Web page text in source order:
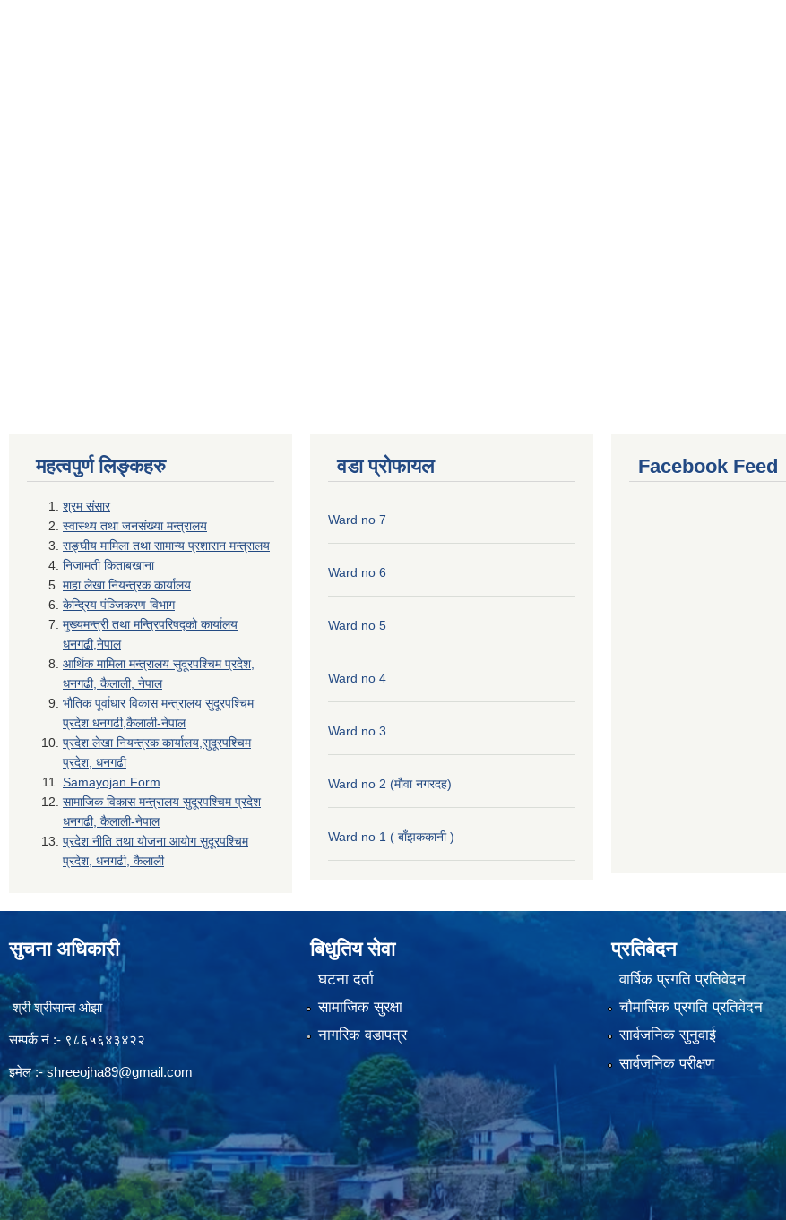
महत्वपुर्ण लिङ्कहरु
श्रम संसार
स्वास्थ्य तथा जनसंख्या मन्त्रालय
सङ्घीय मामिला तथा सामान्य प्रशासन मन्त्रालय
निजामती किताबखाना
माहा लेखा नियन्त्रक कार्यालय
केन्द्रिय पंञ्जिकरण विभाग
मुख्यमन्त्री तथा मन्त्रिपरिषद्को कार्यालय
धनगढी,नेपाल
आर्थिक मामिला मन्त्रालय सुदूरपश्चिम प्रदेश,
धनगढी, कैलाली, नेपाल
भौतिक पूर्वाधार विकास मन्त्रालय सुदूरपश्चिम
प्रदेश धनगढी,कैलाली-नेपाल
प्रदेश लेखा नियन्त्रक कार्यालय,सुदूरपश्चिम
प्रदेश, धनगढी
Samayojan Form
सामाजिक विकास मन्त्रालय सुदूरपश्चिम प्रदेश
धनगढी, कैलाली-नेपाल
प्रदेश नीति तथा योजना आयोग सुदूरपश्चिम
प्रदेश, धनगढी, कैलाली
वडा प्रोफायल
Ward no 7
Ward no 6
Ward no 5
Ward no 4
Ward no 3
Ward no 2 (मौवा नगरदह)
Ward no 1 ( बाँझककानी )
Facebook Feed
सुचना अधिकारी
श्री श्रीसान्त ओझा
सम्पर्क नं :- ९८६५६४३४२२
इमेल :-shreeojha89@gmail.com
बिधुतिय सेवा
घटना दर्ता
सामाजिक सुरक्षा
नागरिक वडापत्र
प्रतिबेदन
वार्षिक प्रगति प्रतिवेदन
चौमासिक प्रगति प्रतिवेदन
सार्वजनिक सुनुवाई
सार्वजनिक परीक्षण